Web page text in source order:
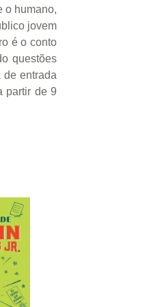
o humano,
jovem
é o conto
questões
de entrada
partir de 9